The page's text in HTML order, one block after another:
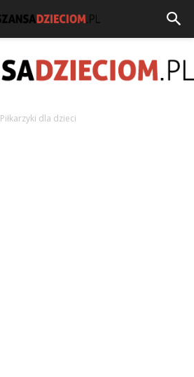
szansadzieciom.pl
Piłkarzyki dla dzieci